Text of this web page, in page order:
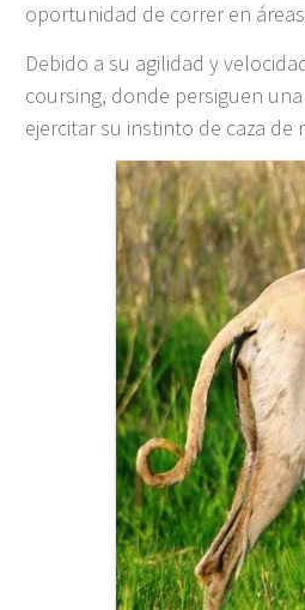
oportunidad de correr en
Debido a su agilidad y
coursing, donde persiguen
ejercitar su instinto de caza